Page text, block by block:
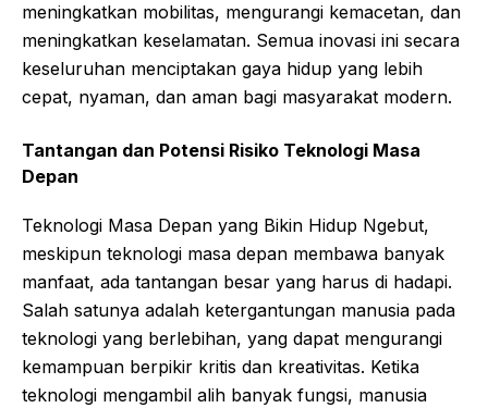
meningkatkan mobilitas, mengurangi kemacetan, dan
meningkatkan keselamatan. Semua inovasi ini secara
keseluruhan menciptakan gaya hidup yang lebih
cepat, nyaman, dan aman bagi masyarakat modern.
Tantangan dan Potensi Risiko Teknologi Masa
Depan
Teknologi Masa Depan yang Bikin Hidup Ngebut,
meskipun teknologi masa depan membawa banyak
manfaat, ada tantangan besar yang harus di hadapi.
Salah satunya adalah ketergantungan manusia pada
teknologi yang berlebihan, yang dapat mengurangi
kemampuan berpikir kritis dan kreativitas. Ketika
teknologi mengambil alih banyak fungsi, manusia